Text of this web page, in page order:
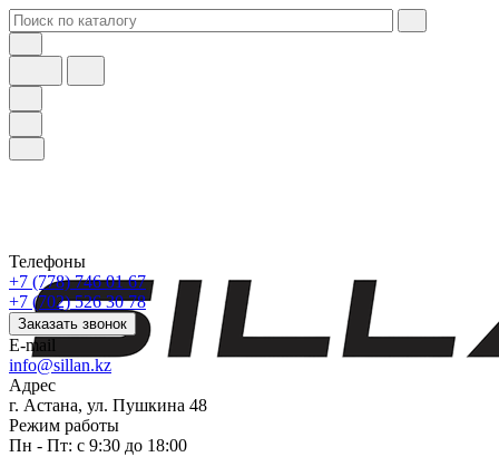
Телефоны
+7 (778) 746 01 67
+7 (702) 526 30 78
Заказать звонок
E-mail
info@sillan.kz
Адрес
г. Астана, ул. Пушкина 48
Режим работы
Пн - Пт: с 9:30 до 18:00